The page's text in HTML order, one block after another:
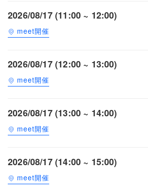
2026/08/17 (11:00 ~ 12:00)
meet開催
2026/08/17 (12:00 ~ 13:00)
meet開催
2026/08/17 (13:00 ~ 14:00)
meet開催
2026/08/17 (14:00 ~ 15:00)
meet開催